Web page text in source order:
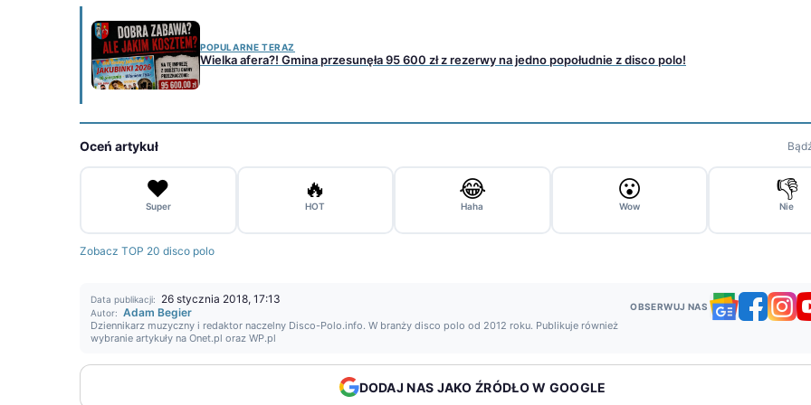
POPULARNE TERAZ
Wielka afera?! Gmina przesunęła 95 600 zł z rezerwy na jedno popołudnie z disco polo!
Oceń artykuł
❤️
Super
🔥
HOT
😂
Haha
😮
Wow
👎
Nie
Zobacz TOP 20 disco polo
Data publikacji: 26 stycznia 2018, 17:13
Autor: Adam Begier
Dziennikarz muzyczny i redaktor naczelny Disco-Polo.info. W branży disco polo od 2012 roku. Publikuje również
wybranie artykuły na Onet.pl oraz WP.pl
OBSERWUJ NAS
DODAJ NAS JAKO ŹRÓDŁO W GOOGLE